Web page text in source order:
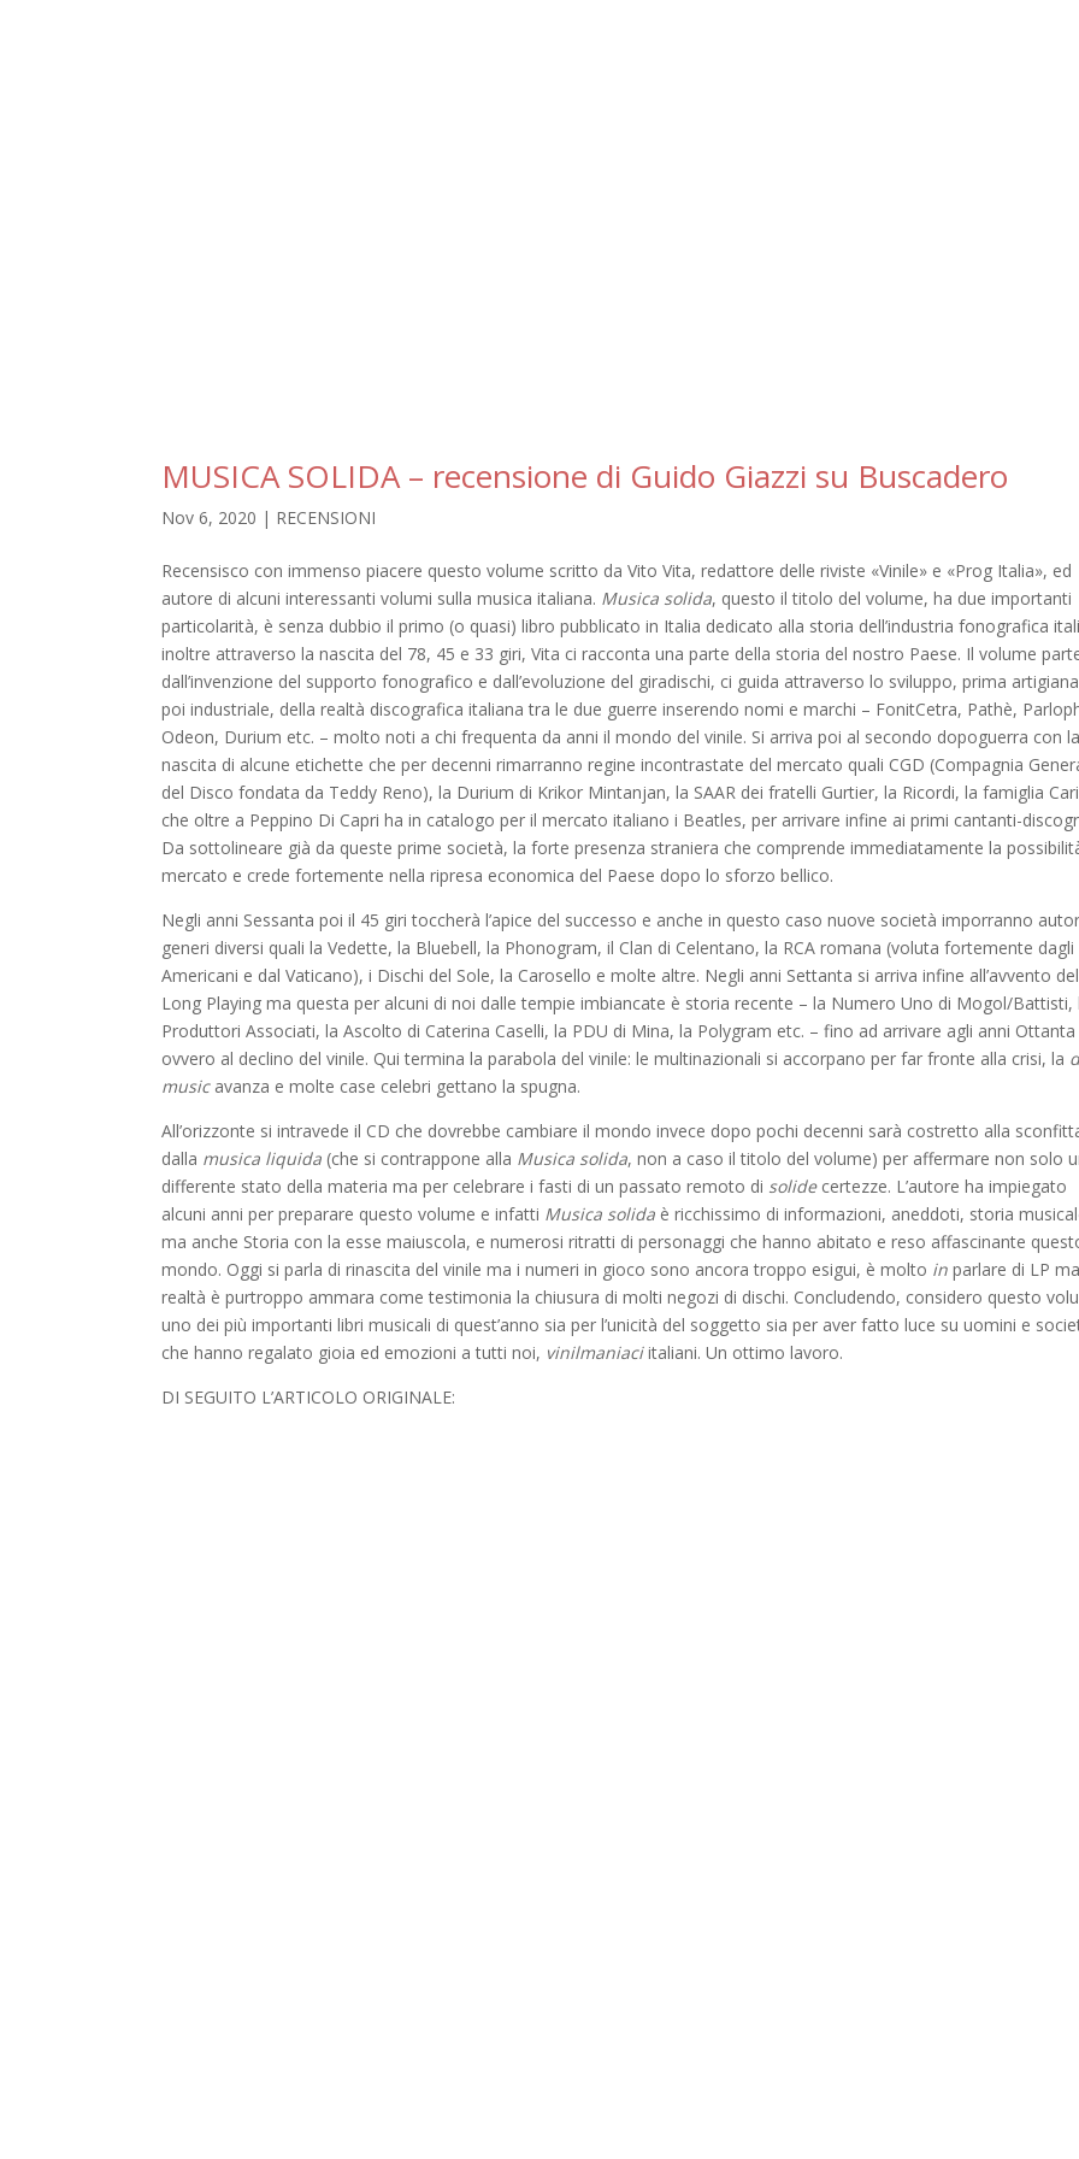
MUSICA SOLIDA – recensione di Guido Giazzi su Buscadero
Nov 6, 2020 | RECENSIONI
Recensisco con immenso piacere questo volume scritto da Vito Vita, redattore delle riviste «Vinile» e «Prog Italia», ed
autore di alcuni interessanti volumi sulla musica italiana. Musica solida, questo il titolo del volume, ha due importanti
particolarità, è senza dubbio il primo (o quasi) libro pubblicato in Italia dedicato alla storia dell’industria fonografica
inoltre attraverso la nascita del 78, 45 e 33 giri, Vita ci racconta una parte della storia del nostro Paese. Il volume
dall’invenzione del supporto fonografico e dall’evoluzione del giradischi, ci guida attraverso lo sviluppo, prima
poi industriale, della realtà discografica italiana tra le due guerre inserendo nomi e marchi – FonitCetra, Pathè,
Odeon, Durium etc. – molto noti a chi frequenta da anni il mondo del vinile. Si arriva poi al secondo dopoguerra con
nascita di alcune etichette che per decenni rimarranno regine incontrastate del mercato quali CGD (Compagnia
del Disco fondata da Teddy Reno), la Durium di Krikor Mintanjan, la SAAR dei fratelli Gurtier, la Ricordi, la famiglia
che oltre a Peppino Di Capri ha in catalogo per il mercato italiano i Beatles, per arrivare infine ai primi cantanti-
Da sottolineare già da queste prime società, la forte presenza straniera che comprende immediatamente la
mercato e crede fortemente nella ripresa economica del Paese dopo lo sforzo bellico.
Negli anni Sessanta poi il 45 giri toccherà l’apice del successo e anche in questo caso nuove società imporranno
generi diversi quali la Vedette, la Bluebell, la Phonogram, il Clan di Celentano, la RCA romana (voluta fortemente dagli
Americani e dal Vaticano), i Dischi del Sole, la Carosello e molte altre. Negli anni Settanta si arriva infine all’avvento del
Long Playing ma questa per alcuni di noi dalle tempie imbiancate è storia recente – la Numero Uno di Mogol/Battisti,
Produttori Associati, la Ascolto di Caterina Caselli, la PDU di Mina, la Polygram etc. – fino ad arrivare agli anni Ottanta
ovvero al declino del vinile. Qui termina la parabola del vinile: le multinazionali si accorpano per far fronte alla crisi, la
musicavanza e molte case celebri gettano la spugna.
All’orizzonte si intravede il CD che dovrebbe cambiare il mondo invece dopo pochi decenni sarà costretto alla
dalla musica liquida (che si contrappone alla Musica solida, non a caso il titolo del volume) per affermare non solo
differente stato della materia ma per celebrare i fasti di un passato remoto di solidecertezze. L’autore ha impiegato
alcuni anni per preparare questo volume e infatti Musica solida è ricchissimo di informazioni, aneddoti, storia
ma anche Storia con la esse maiuscola, e numerosi ritratti di personaggi che hanno abitato e reso affascinante
mondo. Oggi si parla di rinascita del vinile ma i numeri in gioco sono ancora troppo esigui, è molto in parlare di LP
realtà è purtroppo ammara come testimonia la chiusura di molti negozi di dischi. Concludendo, considero questo
uno dei più importanti libri musicali di quest’anno sia per l’unicità del soggetto sia per aver fatto luce su uomini e
che hanno regalato gioia ed emozioni a tutti noi, vinilmaniaciitaliani. Un ottimo lavoro.
DI SEGUITO L’ARTICOLO ORIGINALE: